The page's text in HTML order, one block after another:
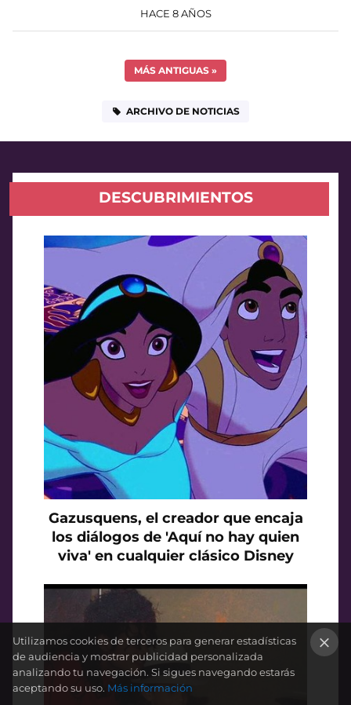
HACE 8 AÑOS
MÁS ANTIGUAS »
ARCHIVO DE NOTICIAS
DESCUBRIMIENTOS
Gazusquens, el creador que encaja
los diálogos de 'Aquí no hay quien
viva' en cualquier clásico Disney
Utilizamos cookies de terceros para generar estadísticas
de audiencia y mostrar publicidad personalizada
analizando tu navegación. Si sigues navegando estarás
aceptando su uso. Más información